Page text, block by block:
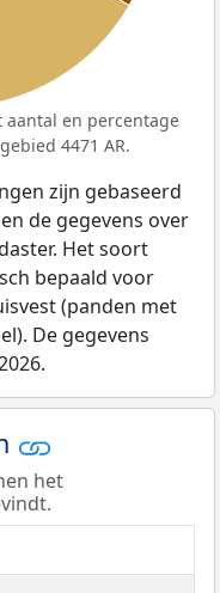
en percentage
4471 AR.
zijn gebaseerd
de gegevens over
Het soort
bepaald voor
(panden met
De gegevens
het